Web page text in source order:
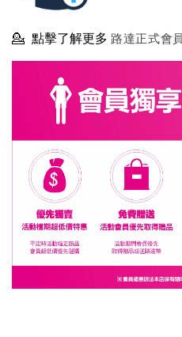
💁 點擊了解更多 路達正式會